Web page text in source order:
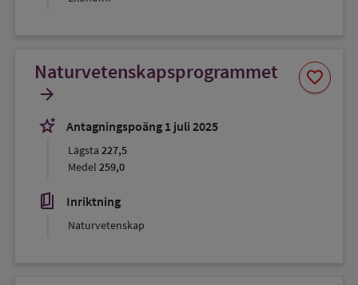
Naturvetenskapsprogrammet
arrow_forward
stars_2
Antagningspoäng 1 juli 2025
Lägsta 227,5
Medel 259,0
book_5 Inriktning
Naturvetenskap
favorite
Spara
som